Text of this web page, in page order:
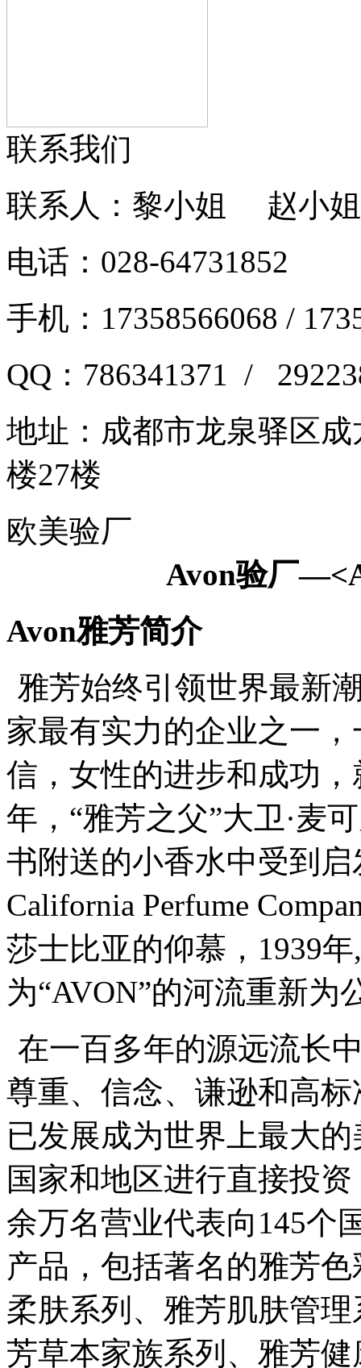
联系我们
联系人：黎小姐 赵小姐
电话：028-64731852
手机：17358566068 /
QQ：786341371 /
地址： 成都市龙泉驿区
楼27楼
欧美验厂
Avon验厂
Avon雅芳简介
雅芳始终引领世界最新
家最有实力的企业之一
信，女性的进步和成功
年，“雅芳之父”大卫·麦
书附送的小香水中受到启
California Perfume
莎士比亚的仰慕，1939
为“AVON”的河流重新为
在一百多年的源远流长
尊重、信念、谦逊和高
已发展成为世界上最大
国家和地区进行直接投
余万名营业代表向145个
产品，包括著名的雅芳
柔肤系列、雅芳肌肤管
芳草本家族系列、雅芳